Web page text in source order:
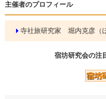
主催者のプロフィール
寺社旅研究家 堀内克彦（
宿坊研究会の注